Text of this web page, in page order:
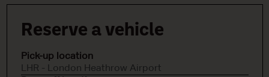
Reserve a vehicle
Pick-up location
LHR - London Heathrow Airport